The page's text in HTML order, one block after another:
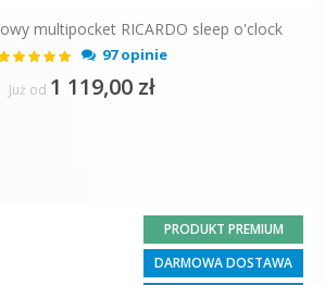
multipocket RICARDO sleep o'clock
99%
97 opinie
Już od 1 119,00 zł
PRODUKT PREMIUM
DARMOWA DOSTAWA